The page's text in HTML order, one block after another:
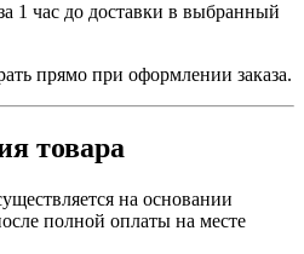
1 час до доставки в выбранный
прямо при оформлении заказа.
товара
на основании
полной оплаты на месте